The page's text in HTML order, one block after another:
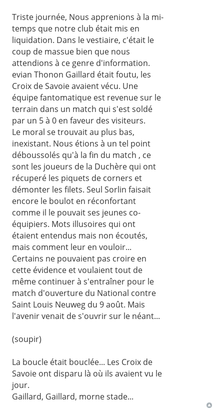
Triste journée, Nous apprenions à la mi-
temps que notre club était mis en
liquidation. Dans le vestiaire, c'était le
coup de massue bien que nous
attendions à ce genre d'information.
evian Thonon Gaillard était foutu, les
Croix de Savoie avaient vécu. Une
équipe fantomatique est revenue sur le
terrain dans un match qui s'est soldé
par un 5 à 0 en faveur des visiteurs.
Le moral se trouvait au plus bas,
inexistant. Nous étions à un tel point
déboussolés qu'à la fin du match , ce
sont les joueurs de la Duchère qui ont
récuperé les piquets de corners et
démonter les filets. Seul Sorlin faisait
encore le boulot en réconfortant
comme il le pouvait ses jeunes co-
équipiers. Mots illusoires qui ont
étaient entendus mais non écoutés,
mais comment leur en vouloir...
Certains ne pouvaient pas croire en
cette évidence et voulaient tout de
même continuer à s'entraîner pour le
match d'ouverture du National contre
Saint Louis Neuweg du 9 août. Mais
l'avenir venait de s'ouvrir sur le néant...
(soupir)
La boucle était bouclée... Les Croix de
Savoie ont disparu là où ils avaient vu le
jour.
Gaillard, Gaillard, morne stade...